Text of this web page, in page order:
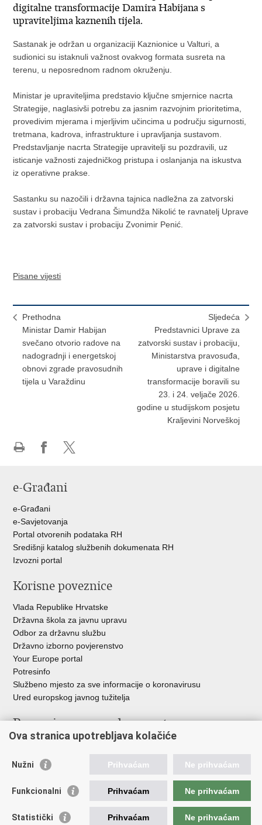
digitalne transformacije Damira Habijana s
upraviteljima kaznenih tijela.
Sastanak je održan u organizaciji Kaznionice u Valturi, a
sudionici su istaknuli važnost ovakvog formata susreta na
terenu, u neposrednom radnom okruženju.
Ministar je upraviteljima predstavio ključne smjernice nacrta
Strategije, naglasivši potrebu za jasnim razvojnim prioritetima,
provedivim mjerama i mjerljivim učincima u području sigurnosti,
tretmana, kadrova, infrastrukture i upravljanja sustavom.
Predstavljanje nacrta Strategije upravitelji su pozdravili, uz
isticanje važnosti zajedničkog pristupa i oslanjanja na iskustva
iz operativne prakse.
Sastanku su nazočili i državna tajnica nadležna za zatvorski
sustav i probaciju Vedrana Šimundža Nikolić te ravnatelj Uprave
za zatvorski sustav i probaciju Zvonimir Penić.
Pisane vijesti
Prethodna
Ministar Damir Habijan
svečano otvorio radove na
nadogradnji i energetskoj
obnovi zgrade pravosudnih
tijela u Varaždinu
Sljedeća
Predstavnici Uprave za
zatvorski sustav i probaciju,
Ministarstva pravosuđa,
uprave i digitalne
transformacije boravili su
23. i 24. veljače 2026.
godine u studijskom posjetu
Kraljevini Norveškoj
FacebookuTwitteru
e-Građani
e-Građani
e-Savjetovanja
Portal otvorenih podataka RH
Središnji katalog službenih dokumenata RH
Izvozni portal
Korisne poveznice
Vlada Republike Hrvatske
Državna škola za javnu upravu
Odbor za državnu službu
Državno izborno povjerenstvo
Your Europe portal
Potresinfo
Službeno mjesto za sve informacije o koronavirusu
Ured europskog javnog tužitelja
Poveznice pravosudnog sustava
Državno odvjetništvo
Ured za suzbijanje korupcije i organiziranog kriminaliteta
Državnoodvjetničko vijeće
Hrvatska odvjetnička komora
Ova stranica upotrebljava kolačiće
Nužni Prihvaćam Ne prihvaćam
Funkcionalni Prihvaćam Ne prihvaćam
Statistički Prihvaćam Ne prihvaćam